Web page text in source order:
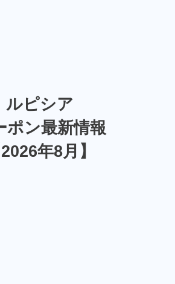
ルピシア
ポン最新情報
2026年8月】